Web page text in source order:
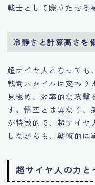
戦士として際立たせる
冷静さと計算高さを
超サイヤ人となっても
戦闘スタイルは変わり
見極め、効率的な攻撃
す。悟空とは異なり、
が特徴的で、超サイヤ
しながらも、戦術的に
超サイヤ人の力